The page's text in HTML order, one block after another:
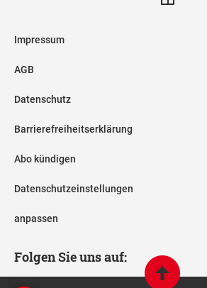
Impressum
AGB
Datenschutz
Barrierefreiheitserklärung
Abo kündigen
Datenschutzeinstellungen
anpassen
Folgen Sie uns auf: